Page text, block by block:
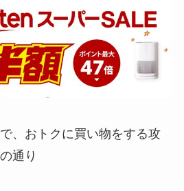
で、おトクに買い物をする攻
通り